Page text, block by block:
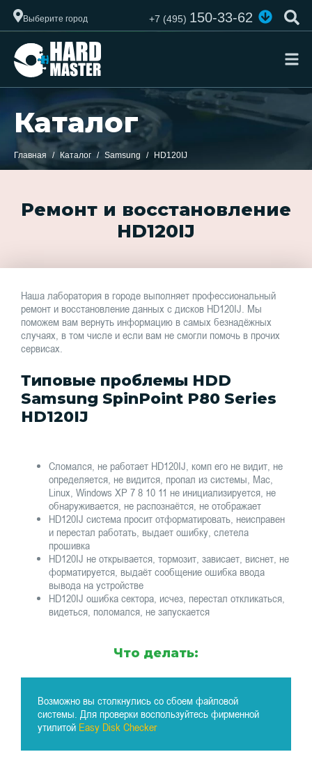
Выберите город +7 (495)150-33-62
Каталог
Главная Каталог Samsung HD120IJ
Ремонт и восстановление
HD120IJ
Наша лаборатория в городе выполняет профессиональный
ремонт и восстановление данных с дисков HD120IJ. Мы
поможем вам вернуть информацию в самых безнадёжных
случаях, в том числе и если вам не смогли помочь в прочих
сервисах.
Типовые проблемы HDD
Samsung SpinPoint P80 Series
HD120IJ
Сломался, не работает HD120IJ, комп его не видит, не
определяется, не видится, пропал из системы, Mac,
Linux, Windows XP 7 8 10 11 не инициализируется, не
обнаруживается, не распознаётся, не отображает
HD120IJ система просит отформатировать, неисправен
и перестал работать, выдает ошибку, слетела
прошивка
HD120IJ не открывается, тормозит, зависает, виснет, не
форматируется, выдаёт сообщение ошибка ввода
вывода на устройстве
HD120IJ ошибка сектора, исчез, перестал откликаться,
видеться, поломался, не запускается
Что делать:
Возможно вы столкнулись со сбоем файловой
системы. Для проверки воспользуйтесь фирменной
утилитой Easy Disk Checker